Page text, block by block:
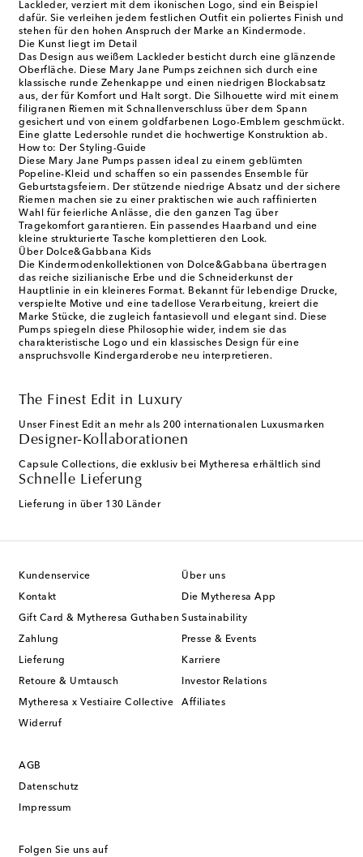
Lackleder, verziert mit dem ikonischen Logo, sind ein Beispiel
dafür. Sie verleihen jedem festlichen Outfit ein poliertes Finish und
stehen für den hohen Anspruch der Marke an Kindermode.
Die Kunst liegt im Detail
Das Design aus weißem Lackleder besticht durch eine glänzende
Oberfläche. Diese Mary Jane Pumps zeichnen sich durch eine
klassische runde Zehenkappe und einen niedrigen Blockabsatz
aus, der für Komfort und Halt sorgt. Die Silhouette wird mit einem
filigranen Riemen mit Schnallenverschluss über dem Spann
gesichert und von einem goldfarbenen Logo-Emblem geschmückt.
Eine glatte Ledersohle rundet die hochwertige Konstruktion ab.
How to: Der Styling-Guide
Diese Mary Jane Pumps passen ideal zu einem geblümten
Popeline-Kleid und schaffen so ein passendes Ensemble für
Geburtstagsfeiern. Der stützende niedrige Absatz und der sichere
Riemen machen sie zu einer praktischen wie auch raffinierten
Wahl für feierliche Anlässe, die den ganzen Tag über
Tragekomfort garantieren. Ein passendes Haarband und eine
kleine strukturierte Tasche komplettieren den Look.
Über Dolce&Gabbana Kids
Die Kindermodenkollektionen von Dolce&Gabbana übertragen
das reiche sizilianische Erbe und die Schneiderkunst der
Hauptlinie in ein kleineres Format. Bekannt für lebendige Drucke,
verspielte Motive und eine tadellose Verarbeitung, kreiert die
Marke Stücke, die zugleich fantasievoll und elegant sind. Diese
Pumps spiegeln diese Philosophie wider, indem sie das
charakteristische Logo und ein klassisches Design für eine
anspruchsvolle Kindergarderobe neu interpretieren.
The Finest Edit in Luxury
Unser Finest Edit an mehr als 200 internationalen Luxusmarken
Designer-Kollaborationen
Capsule Collections, die exklusiv bei Mytheresa erhältlich sind
Schnelle Lieferung
Lieferung in über 130 Länder
Kundenservice
Kontakt
Gift Card & Mytheresa Guthaben
Zahlung
Lieferung
Retoure & Umtausch
Mytheresa x Vestiaire Collective
Widerruf
Über uns
Die Mytheresa App
Sustainability
Presse & Events
Karriere
Investor Relations
Affiliates
AGB
Datenschutz
Impressum
Folgen Sie uns auf